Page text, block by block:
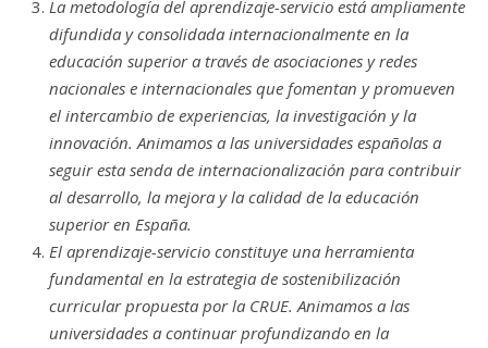
La metodología del aprendizaje-servicio está ampliamente
difundida y consolidada internacionalmente en la
educación superior a través de asociaciones y redes
nacionales e internacionales que fomentan y promueven
el intercambio de experiencias, la investigación y la
innovación. Animamos a las universidades españolas a
seguir esta senda de internacionalización para contribuir
al desarrollo, la mejora y la calidad de la educación
superior en España.
El aprendizaje-servicio constituye una herramienta
fundamental en la estrategia de sostenibilización
curricular propuesta por la CRUE. Animamos a las
universidades a continuar profundizando en la